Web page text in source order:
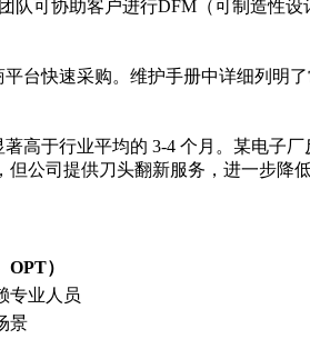
可协助客户进行DFM（可制造性
台快速采购。维护手册中详细列明
高于行业平均的 3-4 个月。某电子
公司提供刀头翻新服务，进一步降
）
专业人员
景